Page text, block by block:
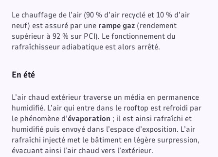
Le chauffage de l’air (90 % d’air recyclé et 10 % d’air
neuf) est assuré par une rampe gaz (rendement
supérieur à 92 % sur PCI). Le fonctionnement du
rafraîchisseur adiabatique est alors arrêté.
En été
L’air chaud extérieur traverse un média en permanence
humidifié. L’air qui entre dans le rooftop est refroidi par
le phénomène d’évaporation ; il est ainsi rafraîchi et
humidifié puis envoyé dans l’espace d’exposition. L’air
rafraîchi injecté met le bâtiment en légère surpression,
évacuant ainsi l’air chaud vers l’extérieur.